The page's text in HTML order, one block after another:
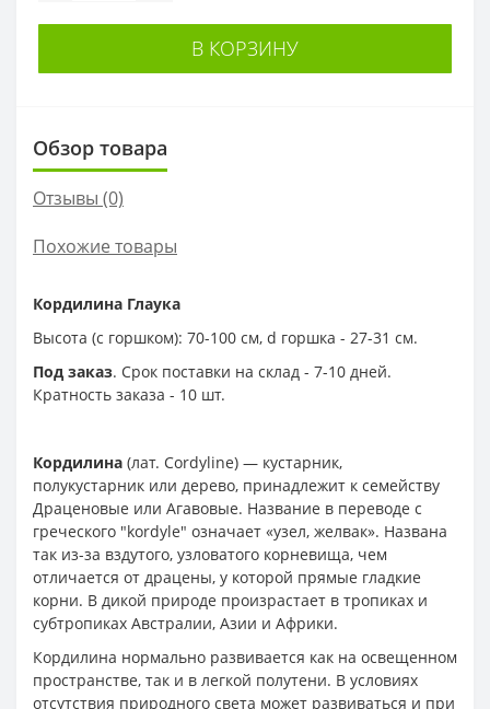
В КОРЗИНУ
Обзор товара
Отзывы (0)
Похожие товары
Кордилина Глаука
Высота (с горшком): 70-100 см, d горшка - 27-31 см.
Под заказ. Срок поставки на склад - 7-10 дней.
Кратность заказа - 10 шт.
Кордилина (лат. Cordyline) — кустарник,
полукустарник или дерево, принадлежит к семейству
Драценовые или Агавовые. Название в переводе с
греческого "kordyle" означает «узел, желвак». Названа
так из-за вздутого, узловатого корневища, чем
отличается от драцены, у которой прямые гладкие
корни. В дикой природе произрастает в тропиках и
субтропиках Австралии, Азии и Африки.
Кордилина нормально развивается как на освещенном
пространстве, так и в легкой полутени. В условиях
отсутствия природного света может развиваться и при